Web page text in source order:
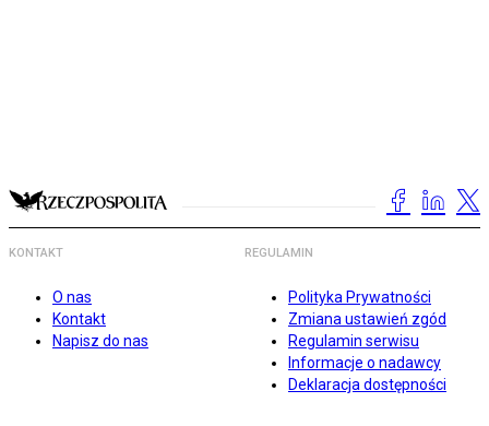
KONTAKT
O nas
Kontakt
Napisz do nas
REGULAMIN
Polityka Prywatności
Zmiana ustawień zgód
Regulamin serwisu
Informacje o nadawcy
Deklaracja dostępności